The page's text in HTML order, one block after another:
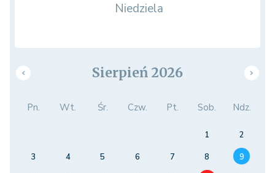
Niedziela
Sierpień 2026
Pn. Wt. Śr. Czw. Pt. Sob. Ndz.
1
2
3
4 5 6 7 8
9